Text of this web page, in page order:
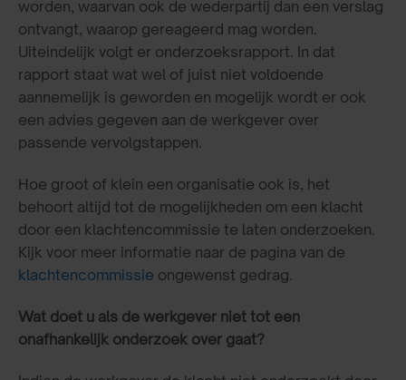
worden, waarvan ook de wederpartij dan een verslag
ontvangt, waarop gereageerd mag worden.
Uiteindelijk volgt er onderzoeksrapport. In dat
rapport staat wat wel of juist niet voldoende
aannemelijk is geworden en mogelijk wordt er ook
een advies gegeven aan de werkgever over
passende vervolgstappen.
Hoe groot of klein een organisatie ook is, het
behoort altijd tot de mogelijkheden om een klacht
door een klachtencommissie te laten onderzoeken.
Kijk voor meer informatie naar de pagina van de
klachtencommissie ongewenst gedrag.
Wat doet u als de werkgever niet tot een
onafhankelijk onderzoek over gaat?